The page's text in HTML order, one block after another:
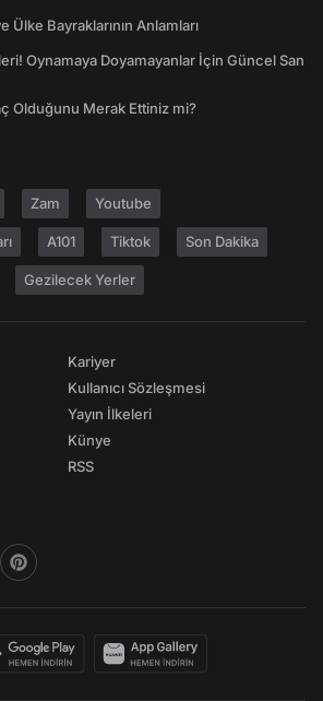
Ülke Bayraklarının Anlamları
Oynamaya Doyamayanlar İçin Güncel San
Olduğunu Merak Ettiniz mi?
Zam Youtube
A101 Tiktok Son Dakika
Gezilecek Yerler
Kariyer
Kullanıcı Sözleşmesi
Yayın İlkeleri
Künye
RSS